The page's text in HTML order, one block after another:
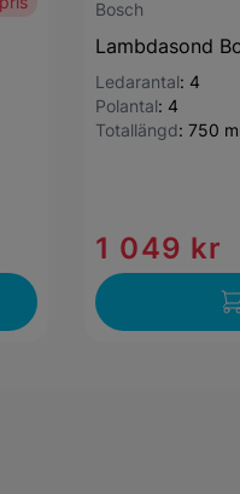
Bosch
Lambdasond
Ledarantal: 4
Polantal: 4
Totallängd: 750
1 049 kr